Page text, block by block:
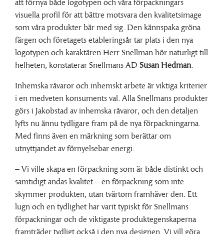
visuella profil för att bättre motsvara den kvalitetsimage
som våra produkter bär med sig. Den kännspaka gröna
färgen och företagets etableringsår tar plats i den nya
logotypen och karaktären Herr Snellman hör naturligt till
helheten, konstaterar Snellmans AD Susan Hedman.
Inhemska råvaror och inhemskt arbete är viktiga kriterier
i en medveten konsuments val. Alla Snellmans produkter
görs i Jakobstad av inhemska råvaror, och den detaljen
lyfts nu ännu tydligare fram på de nya förpackningarna.
Med finns även en märkning som berättar om
utnyttjandet av förnyelsebar energi.
– Vi ville skapa en förpackning som är både distinkt och
samtidigt andas kvalitet – en förpackning som inte
skymmer produkten, utan tvärtom framhäver den. Ett
lugn och en tydlighet har varit typiskt för Snellmans
förpackningar och de viktigaste produktegenskaperna
framträder tydligt också i den nya designen. Vi vill göra